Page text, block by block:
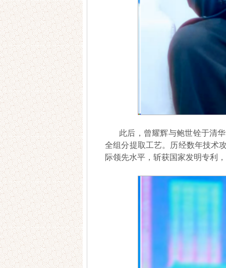
此后，曾耀辉与鲍世铨于清
全组分提取工艺。历经数年技术
际领先水平，斩获国家发明专利